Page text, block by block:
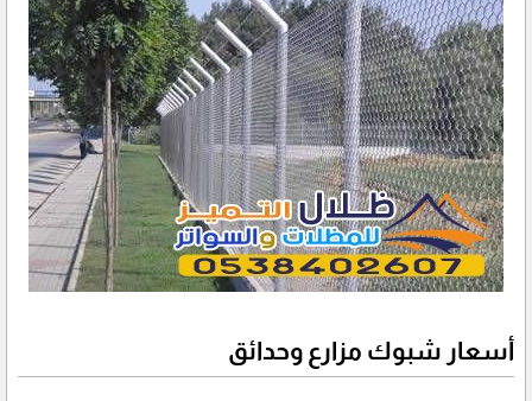
أسعار شبوك مزارع وحدائق